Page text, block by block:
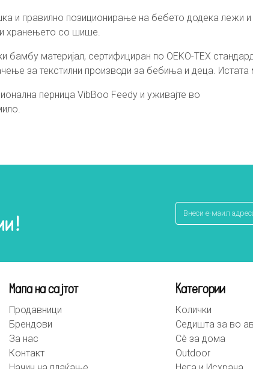
и правилно позиционирање на бебето додека лежи и
хранењето со шише.
бамбу материјал, сертифициран по OEKO-TEX
за текстилни производи за бебиња и деца.
перница VibBoo Feedy и уживајте во
Мапа на сајтот
Продавници
Брендови
За нас
Контакт
Категории
Колички
Седишта за во
Сè за дома
Outdoor